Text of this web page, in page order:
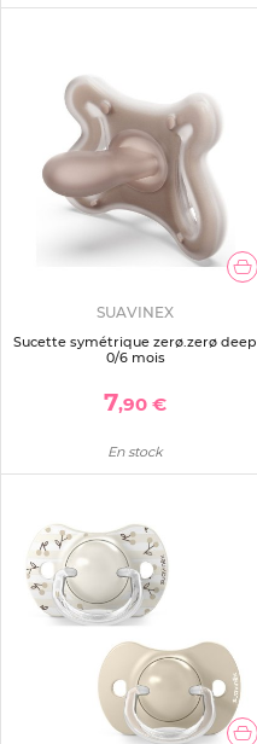
SUAVINEX
Sucette symétrique zerø.zerø deep
0/6 mois
7,90 €
En stock